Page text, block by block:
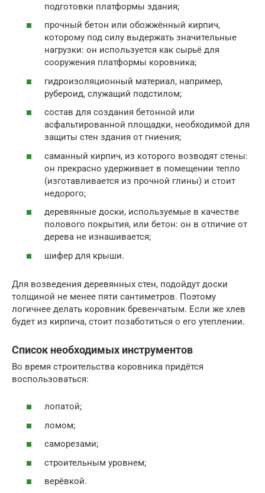
подготовки платформы здания;
прочный бетон или обожжённый кирпич,
которому под силу выдержать значительные
нагрузки: он используется как сырьё для
сооружения платформы коровника;
гидроизоляционный материал, например,
рубероид, служащий подстилом;
состав для создания бетонной или
асфальтированной площадки, необходимой для
защиты стен здания от гниения;
саманный кирпич, из которого возводят стены:
он прекрасно удерживает в помещении тепло
(изготавливается из прочной глины) и стоит
недорого;
деревянные доски, используемые в качестве
полового покрытия, или бетон: он в отличие от
дерева не изнашивается;
шифер для крыши.
Для возведения деревянных стен, подойдут доски
толщиной не менее пяти сантиметров. Поэтому
логичнее делать коровник бревенчатым. Если же хлев
будет из кирпича, стоит позаботиться о его утеплении.
Список необходимых инструментов
Во время строительства коровника придётся
воспользоваться:
лопатой;
ломом;
саморезами;
строительным уровнем;
верёвкой.